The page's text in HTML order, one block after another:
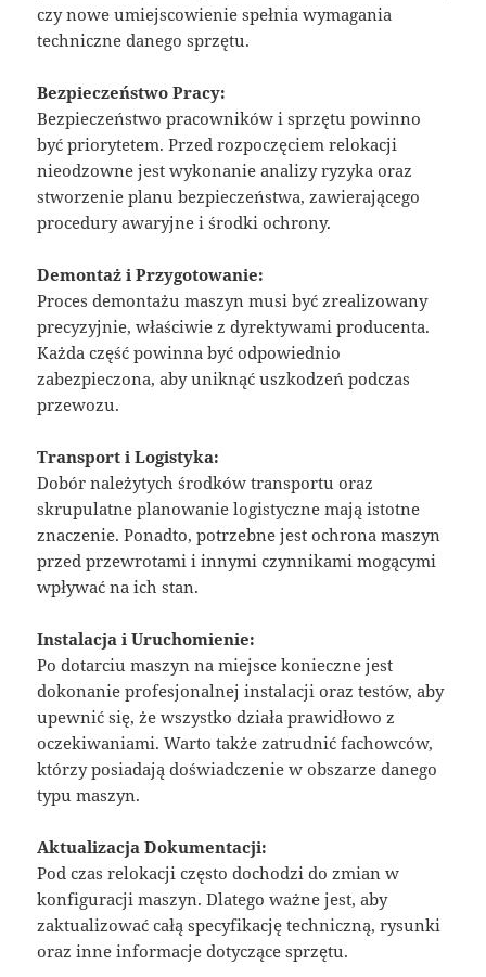
czy nowe umiejscowienie spełnia wymagania
techniczne danego sprzętu.
Bezpieczeństwo Pracy:
Bezpieczeństwo pracowników i sprzętu powinno
być priorytetem. Przed rozpoczęciem relokacji
nieodzowne jest wykonanie analizy ryzyka oraz
stworzenie planu bezpieczeństwa, zawierającego
procedury awaryjne i środki ochrony.
Demontaż i Przygotowanie:
Proces demontażu maszyn musi być zrealizowany
precyzyjnie, właściwie z dyrektywami producenta.
Każda część powinna być odpowiednio
zabezpieczona, aby uniknąć uszkodzeń podczas
przewozu.
Transport i Logistyka:
Dobór należytych środków transportu oraz
skrupulatne planowanie logistyczne mają istotne
znaczenie. Ponadto, potrzebne jest ochrona maszyn
przed przewrotami i innymi czynnikami mogącymi
wpływać na ich stan.
Instalacja i Uruchomienie:
Po dotarciu maszyn na miejsce konieczne jest
dokonanie profesjonalnej instalacji oraz testów, aby
upewnić się, że wszystko działa prawidłowo z
oczekiwaniami. Warto także zatrudnić fachowców,
którzy posiadają doświadczenie w obszarze danego
typu maszyn.
Aktualizacja Dokumentacji:
Pod czas relokacji często dochodzi do zmian w
konfiguracji maszyn. Dlatego ważne jest, aby
zaktualizować całą specyfikację techniczną, rysunki
oraz inne informacje dotyczące sprzętu.